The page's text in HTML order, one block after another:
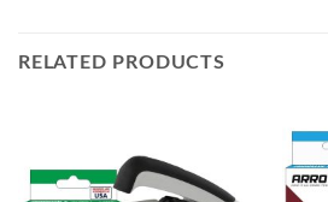
RELATED PRODUCTS